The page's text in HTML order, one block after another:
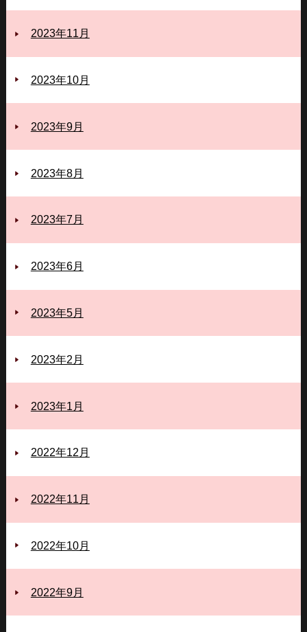
2023年11月
2023年10月
2023年9月
2023年8月
2023年7月
2023年6月
2023年5月
2023年2月
2023年1月
2022年12月
2022年11月
2022年10月
2022年9月